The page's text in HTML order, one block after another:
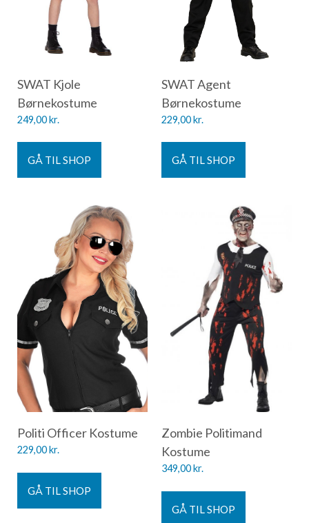
SWAT Kjole
Børnekostume
249,00kr.
GÅ TIL SHOP
SWAT Agent
Børnekostume
229,00kr.
GÅ TIL SHOP
Politi Officer Kostume
229,00 kr.
GÅ TIL SHOP
Zombie Politimand
Kostume
349,00 kr.
GÅ TIL SHOP